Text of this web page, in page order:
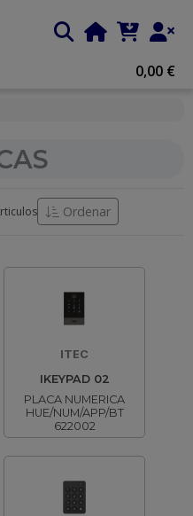
0,00 €
Ordenar
ITEC
IKEYPAD 02
PLACA NUMERICA
HUE/NUM/APP/BT
622002